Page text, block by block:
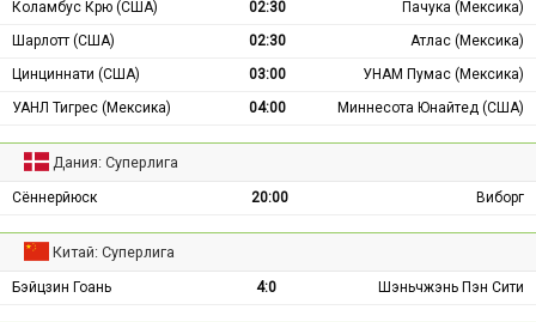
Коламбус Крю (США)
02:30
Пачука (Мексика)
Шарлотт (США)
02:30
Атлас (Мексика)
Цинциннати (США)
03:00
УНАМ Пумас (Мексика)
УАНЛ Тигрес (Мексика)
04:00 Миннесота Юнайтед (США)
Дания: Суперлига
Сённерйюск 20:00 Виборг
Китай: Суперлига
Бэйцзин Гоань 4:0 Шэньчжэнь Пэн Сити